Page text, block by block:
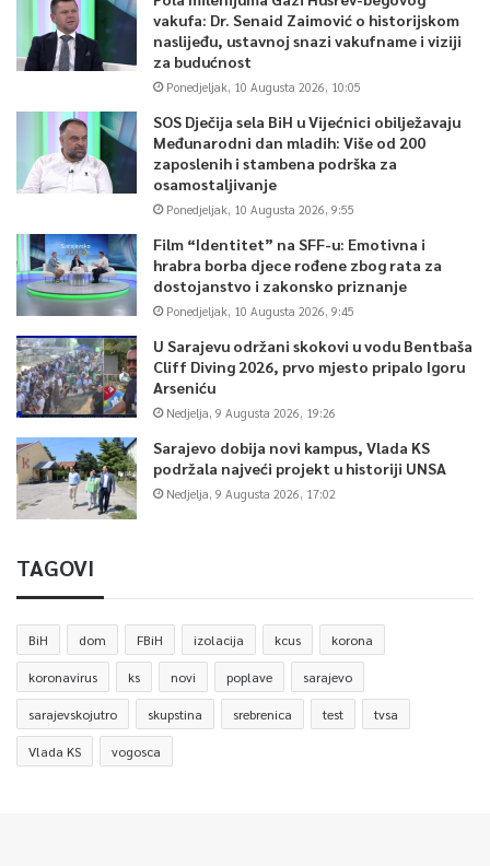
Naredna sjednica planirana je za 9. juna kada bi trebali biti
razmatrani treće i četvrto poglavlje Izbornog zakona BiH.
0
Article Rating
vakufa: Dr. Senaid Zaimović o historijskom
naslijeđu, ustavnoj snazi vakufname i viziji
za budućnost
Ponedjeljak, 10 Augusta 2026, 10:05
SOS Dječija sela BiH u Vijećnici obilježavaju
Međunarodni dan mladih: Više od 200
zaposlenih i stambena podrška za
osamostaljivanje
Ponedjeljak, 10 Augusta 2026, 9:55
Film “Identitet” na SFF-u: Emotivna i
hrabra borba djece rođene zbog rata za
dostojanstvo i zakonsko priznanje
Ponedjeljak, 10 Augusta 2026, 9:45
U Sarajevu održani skokovi u vodu Bentbaša
Cliff Diving 2026, prvo mjesto pripalo Igoru
Arseniću
Nedjelja, 9 Augusta 2026, 19:26
Sarajevo dobija novi kampus, Vlada KS
podržala najveći projekt u historiji UNSA
Nedjelja, 9 Augusta 2026, 17:02
TAGOVI
BiH dom FBiH izolacija kcus korona
koronavirus ks novi poplave sarajevo
sarajevskojutro skupstina srebrenica test tvsa
Vlada KS vogosca